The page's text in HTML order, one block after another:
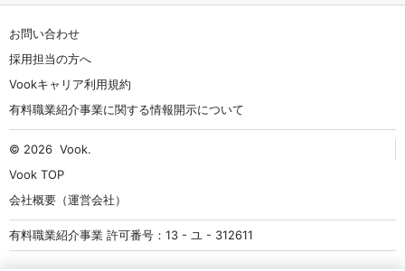
お問い合わせ
採用担当の方へ
Vookキャリア利用規約
有料職業紹介事業に関する情報開示について
© 2026 Vook.
Vook TOP
会社概要（運営会社）
有料職業紹介事業 許可番号：13 - ユ - 312611